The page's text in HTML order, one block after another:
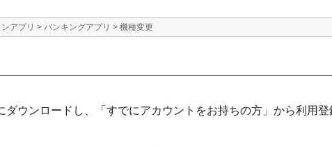
アプリ > バンキングアプリ > 機種変更
ダウンロードし、「すでにアカウントをお持ちの方」から利用